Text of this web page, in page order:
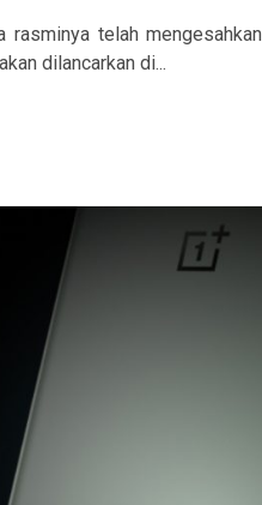
telah
dilancarkan di...